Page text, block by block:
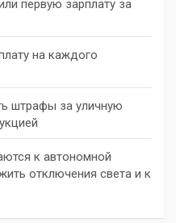
первую зарплату за
на каждого
штрафы за уличную
к автономной
отключения света и к